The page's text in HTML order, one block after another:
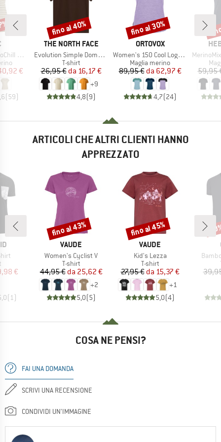
Tee St
ridotto
€
(59)
MARCHIO
THE NORTH FACE
Articolo
Evolution Simple Dome Short Sleeve
Gruppo di prodotti
T-shirt
Prezzo
26,95 € Prezzo ridotto
da 16,17 €
+9
4,8(9)
Sconto
fino al 40%
MARCHIO
ORTOVOX
Articolo
Women's 150 Cool Logo T-Shirt
Gruppo di prodotti
Maglia merino
Prezzo
89,95 € Prezzo ridotto
da 62,97 €
4,7(24)
Sconto
fino al 30%
Articolo
MerinoMix150
59,95
ARTICOLI CHE ALTRI CLIENTI HANNO
APPREZZATO
di prodotti
ridotto
€
(1)
MARCHIO
VAUDE
Articolo
Women's Cyclist V
Gruppo di prodotti
T-shirt
Prezzo
44,95 € Prezzo ridotto
da 25,62 €
+2
5,0(5)
Sconto
fino al 43%
MARCHIO
VAUDE
Articolo
Kid's Lezza
Gruppo di prodotti
T-shirt
Prezzo
27,95 € Prezzo ridotto
da 15,37 €
+1
5,0(4)
Sconto
fino al 45%
COSA NE PENSI?
FAI UNA DOMANDA
SCRIVI UNA RECENSIONE
CONDIVIDI UN'IMMAGINE